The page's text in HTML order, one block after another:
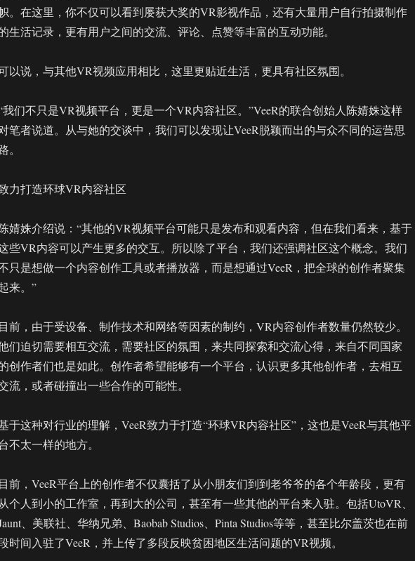
。在这里，你不仅可以看到屡获大奖的VR影视作品，还有大量用户自行拍摄制作
生活记录，更有用户之间的交流、评论、点赞等丰富的互动功能。
以说，与其他VR视频应用相比，这里更贴近生活，更具有社区氛围。
我们不只是VR视频平台，更是一个VR内容社区。”VeeR的联合创始人陈婧姝这样
笔者说道。从与她的交谈中，我们可以发现让VeeR脱颖而出的与众不同的运营思
。
力打造环球VR内容社区
婧姝介绍说：“其他的VR视频平台可能只是发布和观看内容，但在我们看来，基于
些VR内容可以产生更多的交互。所以除了平台，我们还强调社区这个概念。我们
只是想做一个内容创作工具或者播放器，而是想通过VeeR，把全球的创作者聚集
来。”
目前，由于受设备、制作技术和网络等因素的制约，VR内容创作者数量仍然较少。
们迫切需要相互交流，需要社区的氛围，来共同探索和交流心得，来自不同国家
创作者们也是如此。创作者希望能够有一个平台，认识更多其他创作者，去相互
流，或者碰撞出一些合作的可能性。
于这种对行业的理解，VeeR致力于打造“环球VR内容社区”，这也是VeeR与其他平
不太一样的地方。
目前，VeeR平台上的创作者不仅囊括了从小朋友们到到老爷爷的各个年龄段，更有
从个人到小的工作室，再到大的公司，甚至有一些其他的平台来入驻。包括UtoVR、
、美联社、华纳兄弟、Baobab Studios、Pinta Studios等等，甚至比尔盖茨也在前
时间入驻了VeeR，并上传了多段反映贫困地区生活问题的VR视频。